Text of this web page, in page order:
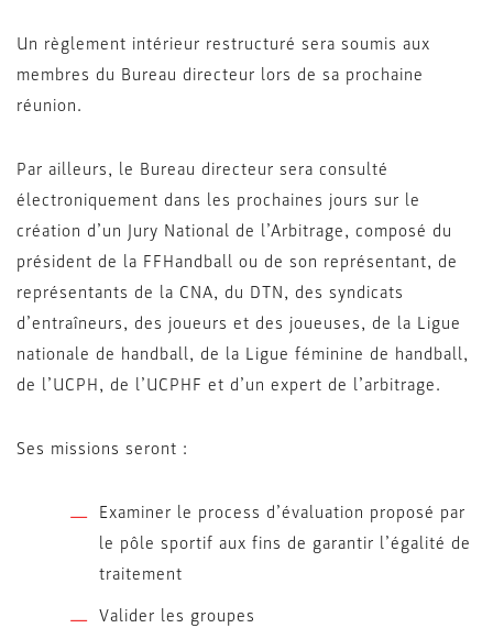
Un règlement intérieur restructuré sera soumis aux
membres du Bureau directeur lors de sa prochaine
réunion.
Par ailleurs, le Bureau directeur sera consulté
électroniquement dans les prochaines jours sur le
création d’un Jury National de l’Arbitrage, composé du
président de la FFHandball ou de son représentant, de
représentants de la CNA, du DTN, des syndicats
d’entraîneurs, des joueurs et des joueuses, de la Ligue
nationale de handball, de la Ligue féminine de handball,
de l’UCPH, de l’UCPHF et d’un expert de l’arbitrage.
Ses missions seront :
Examiner le process d’évaluation proposé par
le pôle sportif aux fins de garantir l’égalité de
traitement
Valider les groupes